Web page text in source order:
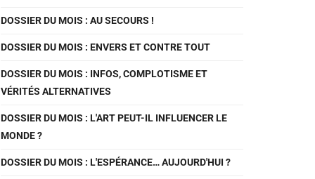
DOSSIER DU MOIS : AU SECOURS !
DOSSIER DU MOIS : ENVERS ET CONTRE TOUT
DOSSIER DU MOIS : INFOS, COMPLOTISME ET
VÉRITÉS ALTERNATIVES
DOSSIER DU MOIS : L'ART PEUT-IL INFLUENCER LE
MONDE ?
DOSSIER DU MOIS : L'ESPÉRANCE… AUJOURD'HUI ?